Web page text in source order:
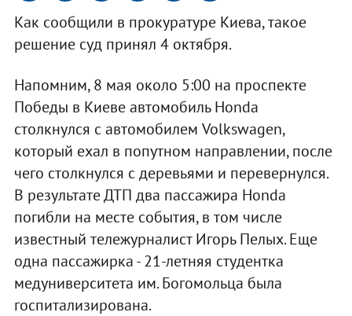
Как сообщили в прокуратуре Киева, такое
решение суд принял 4 октября.
Напомним, 8 мая около 5:00 на проспекте
Победы в Киеве автомобиль Honda
столкнулся с автомобилем Volkswagen,
который ехал в попутном направлении, после
чего столкнулся с деревьями и перевернулся.
В результате ДТП два пассажира Honda
погибли на месте события, в том числе
известный тележурналист Игорь Пелых. Еще
одна пассажирка - 21-летняя студентка
медуниверситета им. Богомольца была
госпитализирована.